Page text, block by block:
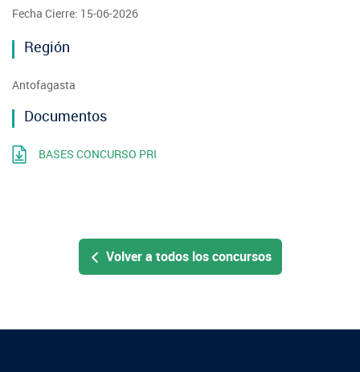
Fecha Cierre: 15-06-2026
Región
Antofagasta
Documentos
BASES CONCURSO PRI
Volver a todos los concursos